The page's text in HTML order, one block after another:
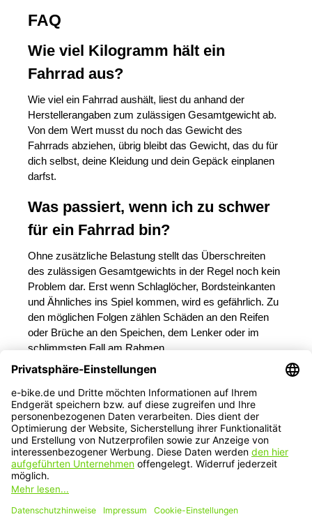
FAQ
Wie viel Kilogramm hält ein
Fahrrad aus?
Wie viel ein Fahrrad aushält, liest du anhand der
Herstellerangaben zum zulässigen Gesamtgewicht ab.
Von dem Wert musst du noch das Gewicht des
Fahrrads abziehen, übrig bleibt das Gewicht, das du für
dich selbst, deine Kleidung und dein Gepäck einplanen
darfst.
Was passiert, wenn ich zu schwer
für ein Fahrrad bin?
Ohne zusätzliche Belastung stellt das Überschreiten
des zulässigen Gesamtgewichts in der Regel noch kein
Problem dar. Erst wenn Schlaglöcher, Bordsteinkanten
und Ähnliches ins Spiel kommen, wird es gefährlich. Zu
den möglichen Folgen zählen Schäden an den Reifen
oder Brüche an den Speichen, dem Lenker oder im
schlimmsten Fall am Rahmen.
Service-Hotline
Service
Informationen